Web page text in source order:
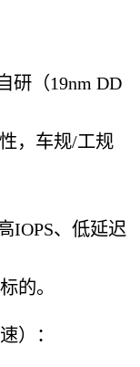
研（19nm DD
，车规/工规
IOPS、低延迟
的。
）：